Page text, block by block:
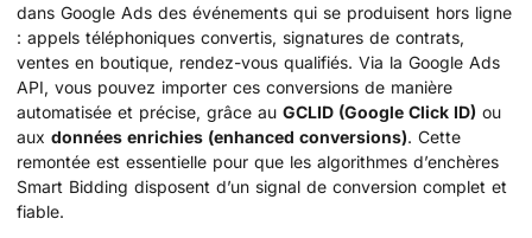
dans Google Ads des événements qui se produisent hors ligne
: appels téléphoniques convertis, signatures de contrats,
ventes en boutique, rendez-vous qualifiés. Via la Google Ads
API, vous pouvez importer ces conversions de manière
automatisée et précise, grâce au GCLID (Google Click ID) ou
aux données enrichies (enhanced conversions). Cette
remontée est essentielle pour que les algorithmes d’enchères
Smart Bidding disposent d’un signal de conversion complet et
fiable.